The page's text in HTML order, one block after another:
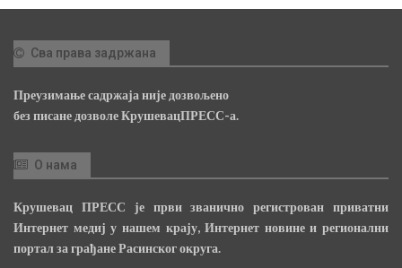
Сва права задржана
Преузимање садржаја није дозвољено
без писане дозволе КрушевацПРЕСС-а.
О нама
Крушевац ПРЕСС је први званично регистрован приватни
Интернет медиј у нашем крају, Интернет новине и регионални
портал за грађане Расинског округа.